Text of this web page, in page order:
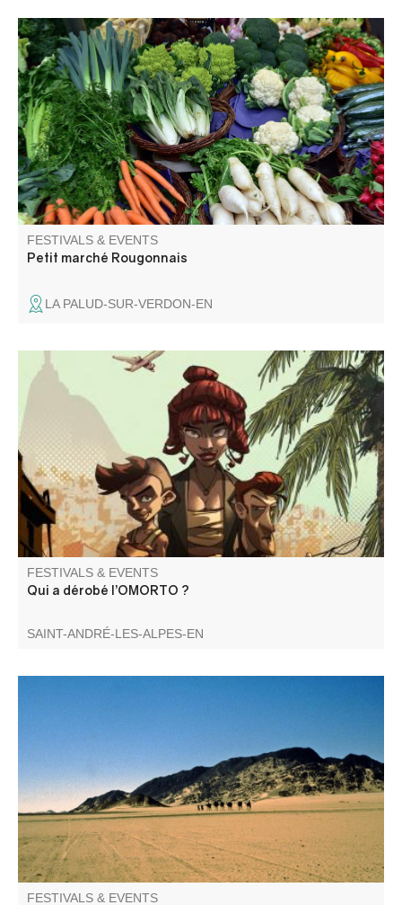
Come discover the flavors of our region!
FESTIVALS & EVENTS
Petit marché Rougonnais
LA PALUD-SUR-VERDON-EN
Une enquête interactive qui vous emmène au bout du
monde dans un Brésil de rêve et de paillette à la
recherche d’un tableau qui a été volé. Vous avez 45 mn
pour élucider le mystère ! A partir de 10 ans accompagné
FESTIVALS & EVENTS
Qui a dérobé l’OMORTO ?
SAINT-ANDRÉ-LES-ALPES-EN
FESTIVALS & EVENTS